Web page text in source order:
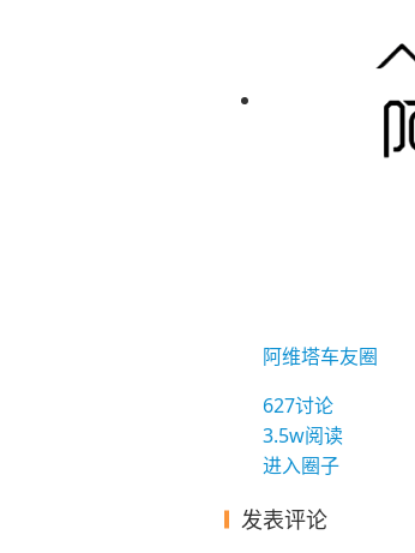
阿维塔车友圈
627讨论
3.5w阅读
进入圈子
发表评论